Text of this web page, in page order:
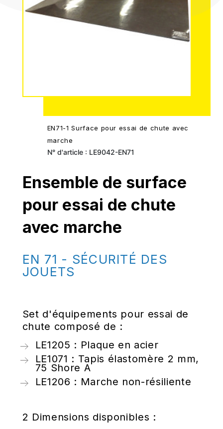
EN71-1 Surface pour essai de chute avec
marche
N° d'article : LE9042-EN71
Ensemble de surface
pour essai de chute
avec marche
EN 71 - SÉCURITÉ DES
JOUETS
Set d'équipements pour essai de
chute composé de :
LE1205 : Plaque en acier
LE1071 : Tapis élastomère 2 mm,
75 Shore A
LE1206 : Marche non-résiliente
2 Dimensions disponibles :